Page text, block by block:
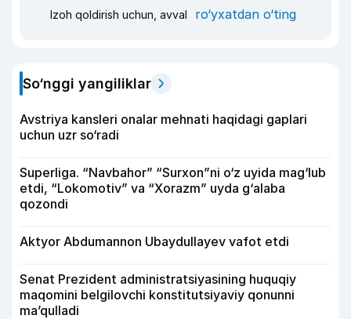
Izoh qoldirish uchun, avval ro‘yxatdan o‘ting
So‘nggi yangiliklar
Avstriya kansleri onalar mehnati haqidagi gaplari
uchun uzr so‘radi
Superliga. “Navbahor” “Surxon”ni o‘z uyida mag‘lub
etdi, “Lokomotiv” va “Xorazm” uyda g‘alaba
qozondi
Aktyor Abdu­mannon Ubaydullayev vafot etdi
Senat Prezident administratsiyasining huquqiy
maqomini belgilovchi konstitutsiyaviy qonunni
ma’qulladi